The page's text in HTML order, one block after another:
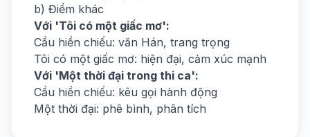
b) Điểm khác
Với 'Tôi có một giấc mơ':
Cầu hiền chiếu: văn Hán, trang trọng
Tôi có một giấc mơ: hiện đại, cảm xúc mạnh
Với 'Một thời đại trong thi ca':
Cầu hiền chiếu: kêu gọi hành động
Một thời đại: phê bình, phân tích